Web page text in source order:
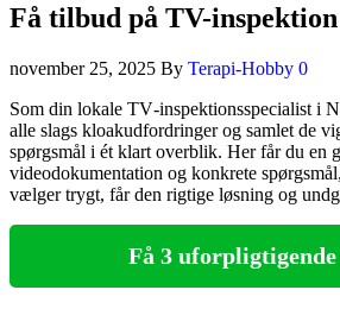
Få tilbud på TV-
november 25, 2025 By Terapi-Hobby 0
Som din lokale TV‑inspektionsspecialist i
alle slags kloakudfordringer og samlet de
spørgsmål i ét klart overblik. Her får du en
videodokumentation og konkrete
vælger trygt, får den rigtige løsning og
Få 3